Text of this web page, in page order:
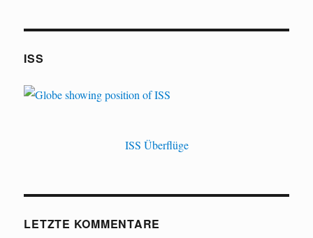
ISS
ISS Überflüge
LETZTE KOMMENTARE